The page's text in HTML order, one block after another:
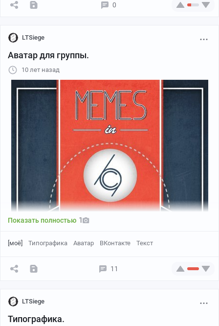
0
LTSiege
Аватар для группы.
10 лет назад
Показать полностью 1
[моё] Типографика Аватар ВКонтакте Текст
11
LTSiege
Типографика.